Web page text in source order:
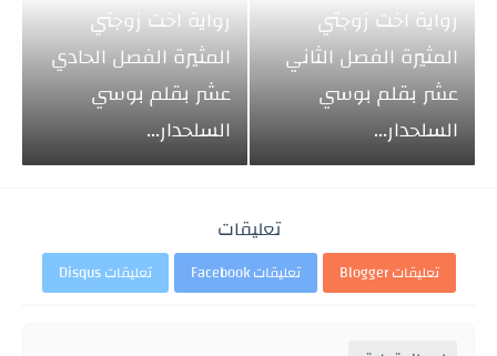
رواية اخت زوجتي
المثيرة الفصل الثاني
عشر بقلم بوسي
السلحدار...
رواية اخت زوجتي
المثيرة الفصل الحادي
عشر بقلم بوسي
السلحدار...
تعليقات
تعليقات Blogger تعليقات Facebook تعليقات Disqus